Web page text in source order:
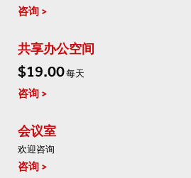
咨询
共享办公空间
$19.00每天
咨询
会议室
欢迎咨询
咨询